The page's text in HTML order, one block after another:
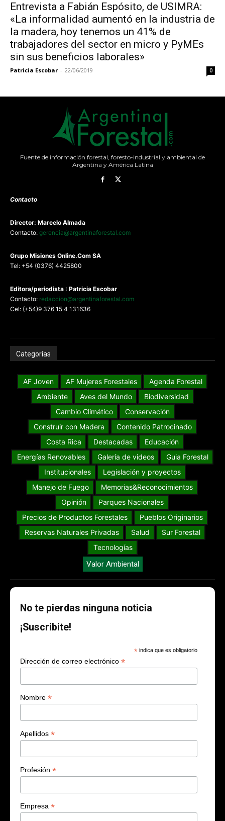
Entrevista a Fabián Espósito, de USIMRA:
«La informalidad aumentó en la industria de
la madera, hoy tenemos un 41% de
trabajadores del sector en micro y PyMEs
sin sus beneficios laborales»
Patricia Escobar - 22/06/2019 0
Fuente de información forestal, foresto-industrial y ambiental de
Argentina y América Latina
Contacto
Director: Marcelo Almada
Contacto: gerencia@argentinaforestal.com
Grupo Misiones Online.Com SA
Tel: +54 (0376) 4425800
Editora/periodista : Patricia Escobar
Contacto: redaccion@argentinaforestal.com
Cel: (+54)9 376 15 4 131636
Categorías
AF Joven AF Mujeres Forestales
Agenda Forestal
Ambiente
Aves del Mundo
Biodiversidad
Cambio Climático
Conservación
Construir con Madera
Contenido Patrocinado
Costa Rica
Destacadas
Educación
Energías Renovables
Galería de videos
Guia Forestal
Institucionales
Legislación y proyectos
Manejo de Fuego
Memorias&Reconocimientos
Opinión
Parques Nacionales
Precios de Productos Forestales
Pueblos Originarios
Reservas Naturales Privadas
Salud
Sur Forestal
Tecnologías
Valor Ambiental
No te pierdas ninguna noticia
¡Suscribite!
* indica que es obligatorio
Dirección de correo electrónico *
Nombre *
Apellidos *
Profesión *
Empresa *